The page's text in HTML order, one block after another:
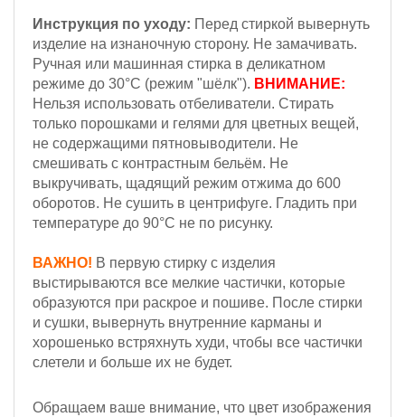
Инструкция по уходу: Перед стиркой вывернуть
изделие на изнаночную сторону. Не замачивать.
Ручная или машинная стирка в деликатном
режиме до 30°С (режим "шёлк"). ВНИМАНИЕ:
Нельзя использовать отбеливатели. Стирать
только порошками и гелями для цветных вещей,
не содержащими пятновыводители. Не
смешивать с контрастным бельём. Не
выкручивать, щадящий режим отжима до 600
оборотов. Не сушить в центрифуге. Гладить при
температуре до 90°С не по рисунку.
ВАЖНО! В первую стирку с изделия
выстирываются все мелкие частички, которые
образуются при раскрое и пошиве. После стирки
и сушки, вывернуть внутренние карманы и
хорошенько встряхнуть худи, чтобы все частички
слетели и больше их не будет.
Обращаем ваше внимание, что цвет изображения